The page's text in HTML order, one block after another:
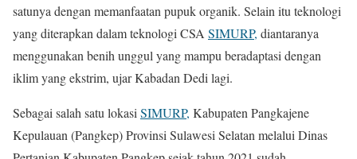
satunya dengan memanfaatan pupuk organik. Selain itu teknologi
yang diterapkan dalam teknologi CSA SIMURP, diantaranya
menggunakan benih unggul yang mampu beradaptasi dengan
iklim yang ekstrim, ujar Kabadan Dedi lagi.
Sebagai salah satu lokasi SIMURP, Kabupaten Pangkajene
Kepulauan (Pangkep) Provinsi Sulawesi Selatan melalui Dinas